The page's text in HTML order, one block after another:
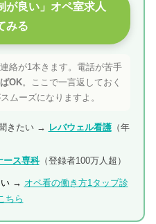
が良い」オペ室求人
みる
絡が1本きます。電話が苦手
OK。ここで一言返しておく
ムーズになりますよ。
きたい → レバウェル看護（年
ース専科（登録者100万人超）
い → オペ看の働き方1タップ診
ちら